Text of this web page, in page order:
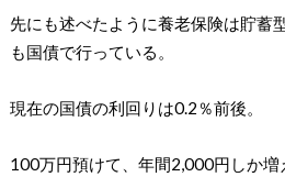
先にも述べたように養老保険は貯蓄
も国債で行っている。
現在の国債の利回りは0.2％前後。
100万円預けて、年間2,000円しか増